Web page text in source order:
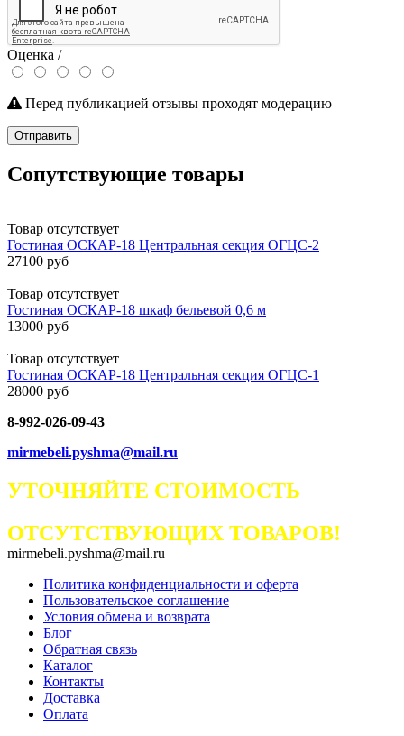
Оценка /
Перед публикацией отзывы проходят модерацию
Отправить
Сопутствующие товары
Товар отсутствует
Гостиная ОСКАР-18 Центральная секция ОГЦС-2
27100 руб
Товар отсутствует
Гостиная ОСКАР-18 шкаф бельевой 0,6 м
13000 руб
Товар отсутствует
Гостиная ОСКАР-18 Центральная секция ОГЦС-1
28000 руб
8-992-026-09-43
mirmebeli.pyshma@mail.ru
УТОЧНЯЙТЕ СТОИМОСТЬ
ОТСУТСТВУЮЩИХ ТОВАРОВ!
mirmebeli.pyshma@mail.ru
Политика конфиденциальности и оферта
Пользовательское соглашение
Условия обмена и возврата
Блог
Обратная связь
Каталог
Контакты
Доставка
Оплата